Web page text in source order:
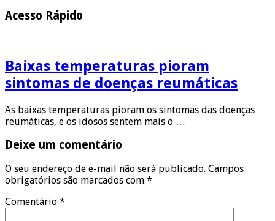
Acesso Rápido
Baixas temperaturas pioram
sintomas de doenças reumáticas
As baixas temperaturas pioram os sintomas das doenças
reumáticas, e os idosos sentem mais o …
Deixe um comentário
O seu endereço de e-mail não será publicado. Campos
obrigatórios são marcados com *
Comentário *